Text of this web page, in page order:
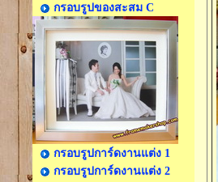
กรอบรูปของสะสม C
กรอบรูปการ์ดงานแต่ง 1
กรอบรูปการ์ดงานแต่ง 2